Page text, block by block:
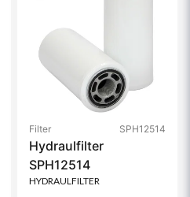
Filter SPH12514
Hydraulfilter
SPH12514
HYDRAULFILTER